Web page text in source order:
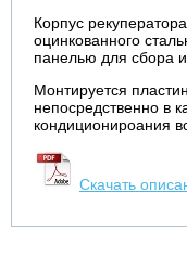
Корпус
оцинкованного
панелью для сбора и
Монтируется
непосредственно в
кондиционироания
Скачать